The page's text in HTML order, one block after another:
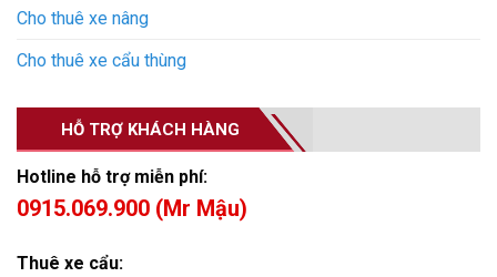
Cho thuê xe nâng
Cho thuê xe cẩu thùng
HỖ TRỢ KHÁCH HÀNG
Hotline hỗ trợ miễn phí:
0915.069.900 (Mr Mậu)
Thuê xe cẩu: